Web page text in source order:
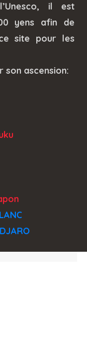
il est
yens afin de
site pour les
son ascension: